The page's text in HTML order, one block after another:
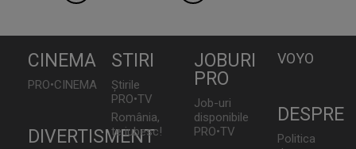
CINEMA
PRO•CINEMA
DIVERTISMENT
STIRI
Știrile
PRO•TV
România,
te iubesc!
JOBURI
PRO
Job-uri
disponibile
PRO•TV
VOYO
DESPRE
Politica